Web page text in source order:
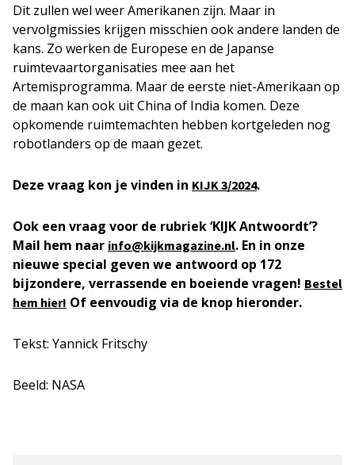
Dit zullen wel weer Amerikanen zijn. Maar in
vervolgmissies krijgen misschien ook andere landen de
kans. Zo werken de Europese en de Japanse
ruimtevaartorganisaties mee aan het
Artemisprogramma. Maar de eerste niet-Amerikaan op
de maan kan ook uit China of India komen. Deze
opkomende ruimtemachten hebben kortgeleden nog
robotlanders op de maan gezet.
Deze vraag kon je vinden in KIJK 3/2024.
Ook een vraag voor de rubriek ‘KIJK Antwoordt’?
Mail hem naar info@kijkmagazine.nl. En in onze
nieuwe special geven we antwoord op 172
bijzondere, verrassende en boeiende vragen! Bestel
hem hier! Of eenvoudig via de knop hieronder.
Tekst: Yannick Fritschy
Beeld: NASA